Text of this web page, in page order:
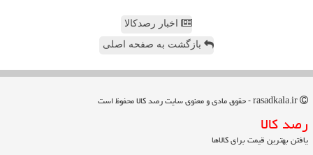
اخبار رصدکالا
بازگشت به صفحه اصلی
رصد كالا
یافتن بهترین قیمت برای کالاها